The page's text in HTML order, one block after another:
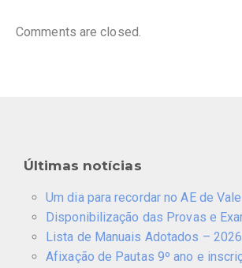
Comments are closed.
Últimas notícias
Um dia para recordar no AE de Vale
Disponibilização das Provas e
Lista de Manuais Adotados –
Afixação de Pautas 9º ano e